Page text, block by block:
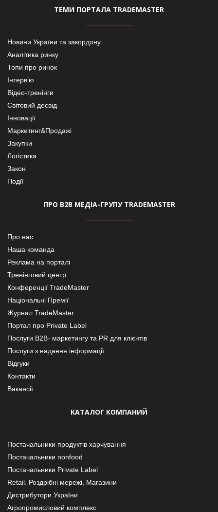
ТЕМИ ПОРТАЛА TRADEMASTER
Новини України та закордону
Аналітика ринку
Топи про ринок
Інтерв’ю
Відео-тренінги
Світовий досвід
Інновації
Маркетинг&Продажі
Закупки
Логістика
Закон
Події
ПРО В2В МЕДІА-ГРУПУ TRADEMASTER
Про нас
Наша команда
Реклама на порталі
Тренінговий центр
Конференції TradeMaster
Національні Премії
Журнал TradeMaster
Портал про Private Label
Послуги В2В- маркетингу та PR для клієнтів
Послуги з надання інформації
Відгуки
Контакти
Вакансії
КАТАЛОГ КОМПАНИЙ
Постачальники продуктів харчування
Постачальники nonfood
Постачальники Private Label
Retail. Роздрібні мережі, Магазини
Дистрибутори України
Агропромисловий комплекс